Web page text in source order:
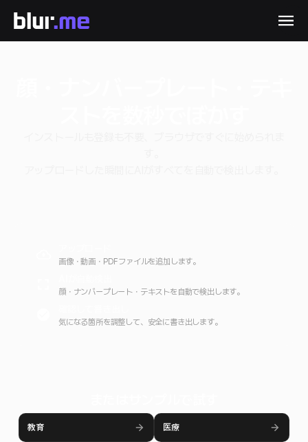
画像・動画・PDFファイルを追加します。
顔・ナンバープレート・テキストを自動で検出します。
気になる箇所を調整して、安全に書き出します。
教育 医療